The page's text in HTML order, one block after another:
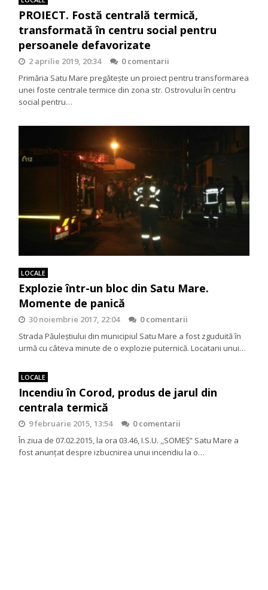
PROIECT. Fostă centrală termică,
transformată în centru social pentru
persoanele defavorizate
2 aprilie 2019, 20:34
0 comentarii
Primăria Satu Mare pregăteşte un proiect pentru transformarea
unei foste centrale termice din zona str. Ostrovului în centru
social pentru…
LOCALE
Explozie într-un bloc din Satu Mare.
Momente de panică
30 noiembrie 2017, 22:04
0 comentarii
Strada Păuleștiului din municipiul Satu Mare a fost zguduită în
urmă cu câteva minute de o explozie puternică. Locatarii unui…
LOCALE
Incendiu în Corod, produs de jarul din
centrala termică
9 februarie 2015, 13:54
0 comentarii
În ziua de 07.02.2015, la ora 03.46, I.S.U. ,,SOMEȘ” Satu Mare a
fost anunţat despre izbucnirea unui incendiu la o…